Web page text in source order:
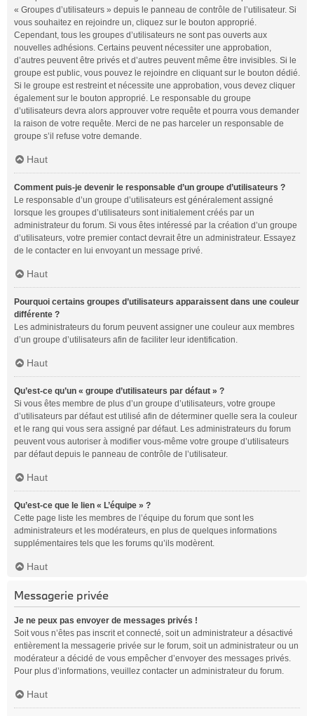
« Groupes d’utilisateurs » depuis le panneau de contrôle de l’utilisateur. Si
vous souhaitez en rejoindre un, cliquez sur le bouton approprié.
Cependant, tous les groupes d’utilisateurs ne sont pas ouverts aux
nouvelles adhésions. Certains peuvent nécessiter une approbation,
d’autres peuvent être privés et d’autres peuvent même être invisibles. Si le
groupe est public, vous pouvez le rejoindre en cliquant sur le bouton dédié.
Si le groupe est restreint et nécessite une approbation, vous devez cliquer
également sur le bouton approprié. Le responsable du groupe
d’utilisateurs devra alors approuver votre requête et pourra vous demander
la raison de votre requête. Merci de ne pas harceler un responsable de
groupe s’il refuse votre demande.
Haut
Comment puis-je devenir le responsable d’un groupe d’utilisateurs ?
Le responsable d’un groupe d’utilisateurs est généralement assigné
lorsque les groupes d’utilisateurs sont initialement créés par un
administrateur du forum. Si vous êtes intéressé par la création d’un groupe
d’utilisateurs, votre premier contact devrait être un administrateur. Essayez
de le contacter en lui envoyant un message privé.
Haut
Pourquoi certains groupes d’utilisateurs apparaissent dans une couleur
différente ?
Les administrateurs du forum peuvent assigner une couleur aux membres
d’un groupe d’utilisateurs afin de faciliter leur identification.
Haut
Qu’est-ce qu’un « groupe d’utilisateurs par défaut » ?
Si vous êtes membre de plus d’un groupe d’utilisateurs, votre groupe
d’utilisateurs par défaut est utilisé afin de déterminer quelle sera la couleur
et le rang qui vous sera assigné par défaut. Les administrateurs du forum
peuvent vous autoriser à modifier vous-même votre groupe d’utilisateurs
par défaut depuis le panneau de contrôle de l’utilisateur.
Haut
Qu’est-ce que le lien « L’équipe » ?
Cette page liste les membres de l’équipe du forum que sont les
administrateurs et les modérateurs, en plus de quelques informations
supplémentaires tels que les forums qu’ils modèrent.
Haut
Messagerie privée
Je ne peux pas envoyer de messages privés !
Soit vous n’êtes pas inscrit et connecté, soit un administrateur a désactivé
entièrement la messagerie privée sur le forum, soit un administrateur ou un
modérateur a décidé de vous empêcher d’envoyer des messages privés.
Pour plus d’informations, veuillez contacter un administrateur du forum.
Haut